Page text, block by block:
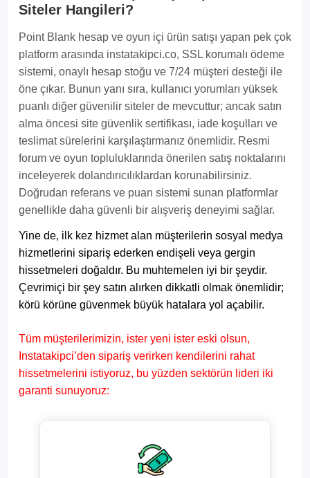
Siteler Hangileri?
Point Blank hesap ve oyun içi ürün satışı yapan pek çok
platform arasında instatakipci.co, SSL korumalı ödeme
sistemi, onaylı hesap stoğu ve 7/24 müşteri desteği ile
öne çıkar. Bunun yanı sıra, kullanıcı yorumları yüksek
puanlı diğer güvenilir siteler de mevcuttur; ancak satın
alma öncesi site güvenlik sertifikası, iade koşulları ve
teslimat sürelerini karşılaştırmanız önemlidir. Resmi
forum ve oyun topluluklarında önerilen satış noktalarını
inceleyerek dolandırıcılıklardan korunabilirsiniz.
Doğrudan referans ve puan sistemi sunan platformlar
genellikle daha güvenli bir alışveriş deneyimi sağlar.
Yine de, ilk kez hizmet alan müşterilerin sosyal medya
hizmetlerini sipariş ederken endişeli veya gergin
hissetmeleri doğaldır. Bu muhtemelen iyi bir şeydir.
Çevrimiçi bir şey satın alırken dikkatli olmak önemlidir;
körü körüne güvenmek büyük hatalara yol açabilir.
Tüm müşterilerimizin, ister yeni ister eski olsun,
Instatakipci’den sipariş verirken kendilerini rahat
hissetmelerini istiyoruz, bu yüzden sektörün lideri iki
garanti sunuyoruz: